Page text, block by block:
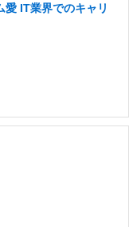
愛 IT業界でのキャリ